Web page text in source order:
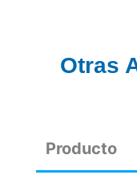
Otras
Producto